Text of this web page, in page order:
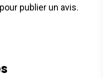
pour publier un avis.